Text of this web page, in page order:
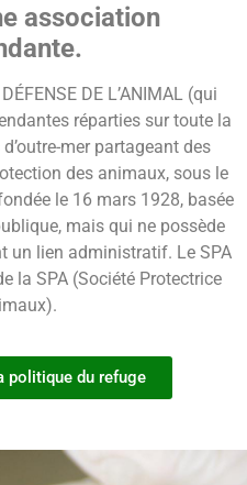
association
DE L’ANIMAL (qui
réparties sur toute la
mer partageant des
des animaux, sous le
le 16 mars 1928, basée
mais qui ne possède
un lien administratif. Le SPA
la SPA (Société Protectrice
politique du refuge